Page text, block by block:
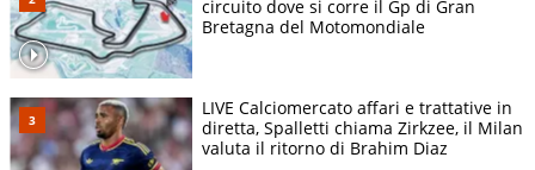
circuito dove si corre il Gp di Gran
Bretagna del Motomondiale
LIVE Calciomercato affari e trattative in
diretta, Spalletti chiama Zirkzee, il Milan
valuta il ritorno di Brahim Diaz